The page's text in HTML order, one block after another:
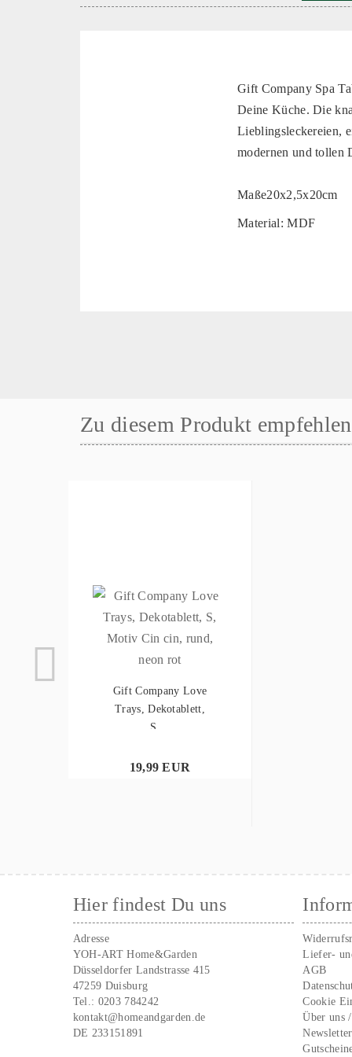
Gift Company Spa
Deine Küche. Die
Lieblingsleckereien,
modernen und tollen
Maße20x2,5x20cm
Material: MDF
Zu diesem Produkt
Gift Company Love
Trays, Dekotablett,
S,...
19,99 EUR
Hier findest Du uns
Adresse
YOH-ART Home&Garden
Düsseldorfer Landstrasse 415
47259 Duisburg
Tel.: 0203 784242
kontakt@homeandgarden.de
DE 233151891
Liefer-
AGB
Cookie
Über uns
Newsletter